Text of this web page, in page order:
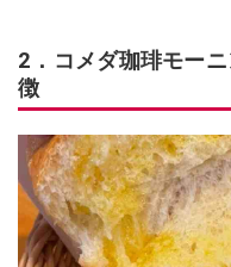
2．コメダ珈琲モー
徴